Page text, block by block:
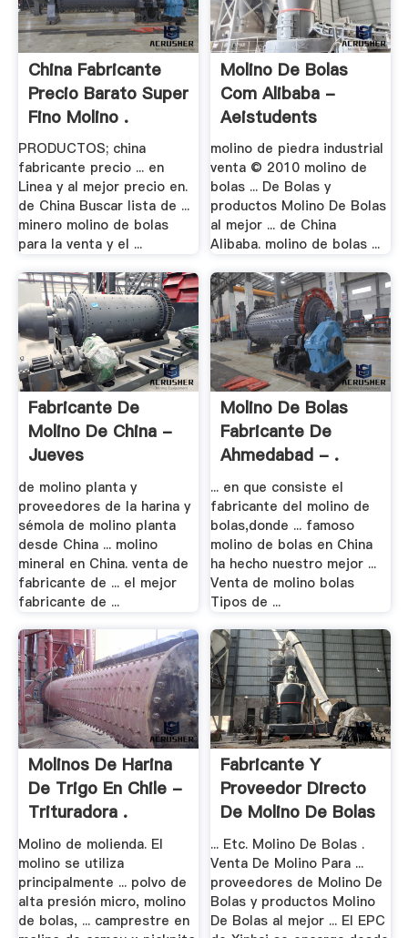
China Fabricante
Precio Barato Super
Fino Molino .
PRODUCTOS; china
fabricante precio ... en
Linea y al mejor precio en.
de China Buscar lista de ...
minero molino de bolas
para la venta y el ...
Molino De Bolas
Com Alibaba -
Aeistudents
molino de piedra industrial
venta © 2010 molino de
bolas ... De Bolas y
productos Molino De Bolas
al mejor ... de China
Alibaba. molino de bolas ...
Fabricante De
Molino De China -
Jueves
de molino planta y
proveedores de la harina y
sémola de molino planta
desde China ... molino
mineral en China. venta de
fabricante de ... el mejor
fabricante de ...
Molino De Bolas
Fabricante De
Ahmedabad - .
... en que consiste el
fabricante del molino de
bolas,donde ... famoso
molino de bolas en China
ha hecho nuestro mejor ...
Venta de molino bolas
Tipos de ...
Molinos De Harina
De Trigo En Chile -
Trituradora .
Molino de molienda. El
molino se utiliza
principalmente ... polvo de
alta presión micro, molino
de bolas, ... camprestre en
Fabricante Y
Proveedor Directo
De Molino De Bolas
... Etc. Molino De Bolas .
Venta De Molino Para ...
proveedores de Molino De
Bolas y productos Molino
De Bolas al mejor ... El EPC